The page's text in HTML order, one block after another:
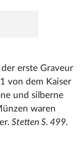
erste Graveur
von dem Kaiser
und silberne
waren
Stetten S. 499.